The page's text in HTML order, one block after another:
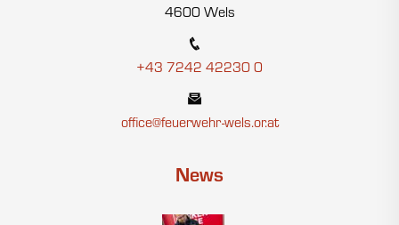
4600 Wels
+43 7242 42230 0
office@feuerwehr-wels.or.at
News